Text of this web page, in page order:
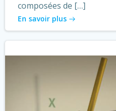
composées de […]
En savoir plus